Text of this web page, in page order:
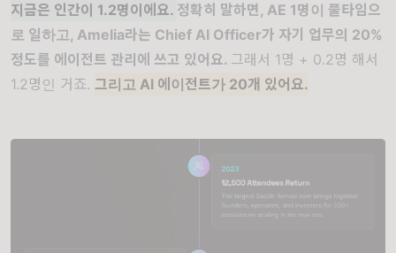
지금은 인간이 1.2명이에요. 정확히 말하면, AE 1명이 풀타임으
로 일하고, Amelia라는 Chief AI Officer가 자기 업무의 20%
정도를 에이전트 관리에 쓰고 있어요. 그래서 1명 + 0.2명 해서
1.2명인 거죠. 그리고 AI 에이전트가 20개 있어요.